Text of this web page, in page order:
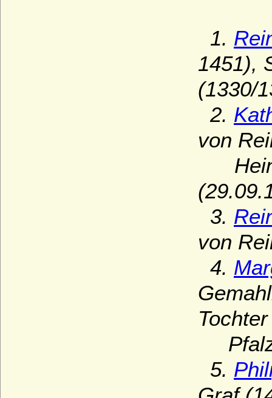
1.
1451),
(1330/
2.
von
3.
von
4.
5.